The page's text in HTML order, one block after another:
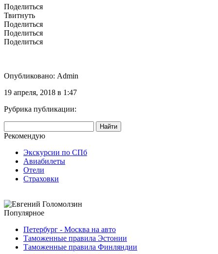
Поделиться
Твитнуть
Поделиться
Поделиться
Поделиться
Опубликовано: Admin
19 апреля, 2018 в 1:47
Рубрика публикации:
Рекомендую
Экскурсии по СПб
Авиабилеты
Отели
Страховки
Популярное
Петербург - Москва на авто
Таможенные правила Эстонии
Таможенные правила Финляндии